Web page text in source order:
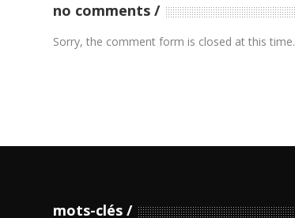
no comments
Sorry, the comment form is closed at this time.
mots-clés